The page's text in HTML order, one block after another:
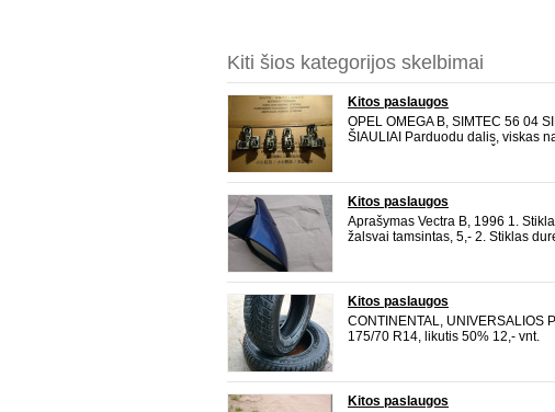
Kiti šios kategorijos skelbimai
Kitos paslaugos
OPEL OMEGA B, SIMTEC 56 04
ŠIAULIAI Parduodu dalis, viskas
dangčio, dešinė, 5033 , 5,- 3.
Kitos paslaugos
Aprašymas Vectra B, 1996 1.
žalsvai tamsintas, 5,- 2. Stiklas
Kitos paslaugos
CONTINENTAL, UNIVERSALIOS
175/70 R14, likutis 50% 12,- vnt.
Kitos paslaugos